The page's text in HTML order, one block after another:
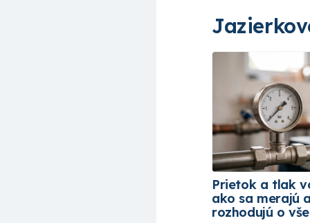
Prietok a tlak
ako sa merajú
rozhodujú o